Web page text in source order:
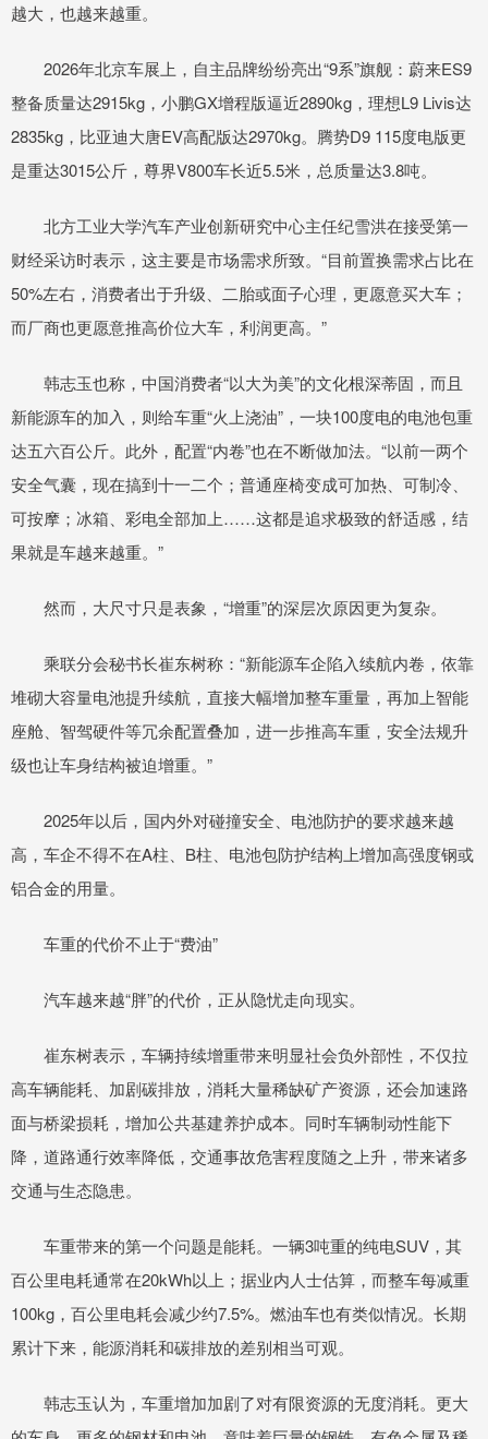
越大，也越来越重。
2026年北京车展上，自主品牌纷纷亮出“9系”旗舰：蔚来ES9
整备质量达2915kg，小鹏GX增程版逼近2890kg，理想L9 Livis达
2835kg，比亚迪大唐EV高配版达2970kg。腾势D9 115度电版更
是重达3015公斤，尊界V800车长近5.5米，总质量达3.8吨。
北方工业大学汽车产业创新研究中心主任纪雪洪在接受第一
财经采访时表示，这主要是市场需求所致。“目前置换需求占比在
50%左右，消费者出于升级、二胎或面子心理，更愿意买大车；
而厂商也更愿意推高价位大车，利润更高。”
韩志玉也称，中国消费者“以大为美”的文化根深蒂固，而且
新能源车的加入，则给车重“火上浇油”，一块100度电的电池包重
达五六百公斤。此外，配置“内卷”也在不断做加法。“以前一两个
安全气囊，现在搞到十一二个；普通座椅变成可加热、可制冷、
可按摩；冰箱、彩电全部加上……这都是追求极致的舒适感，结
果就是车越来越重。”
然而，大尺寸只是表象，“增重”的深层次原因更为复杂。
乘联分会秘书长崔东树称：“新能源车企陷入续航内卷，依靠
堆砌大容量电池提升续航，直接大幅增加整车重量，再加上智能
座舱、智驾硬件等冗余配置叠加，进一步推高车重，安全法规升
级也让车身结构被迫增重。”
2025年以后，国内外对碰撞安全、电池防护的要求越来越
高，车企不得不在A柱、B柱、电池包防护结构上增加高强度钢或
铝合金的用量。
车重的代价不止于“费油”
汽车越来越“胖”的代价，正从隐忧走向现实。
崔东树表示，车辆持续增重带来明显社会负外部性，不仅拉
高车辆能耗、加剧碳排放，消耗大量稀缺矿产资源，还会加速路
面与桥梁损耗，增加公共基建养护成本。同时车辆制动性能下
降，道路通行效率降低，交通事故危害程度随之上升，带来诸多
交通与生态隐患。
车重带来的第一个问题是能耗。一辆3吨重的纯电SUV，其
百公里电耗通常在20kWh以上；据业内人士估算，而整车每减重
100kg，百公里电耗会减少约7.5%。燃油车也有类似情况。长期
累计下来，能源消耗和碳排放的差别相当可观。
韩志玉认为，车重增加加剧了对有限资源的无度消耗。更大